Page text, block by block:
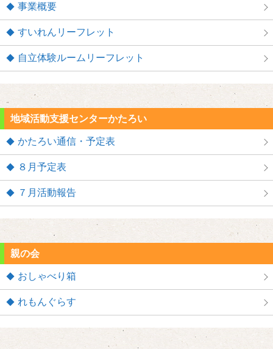
事業概要
すいれんリーフレット
自立体験ルームリーフレット
地域活動支援センターかたろい
かたろい通信・予定表
８月予定表
７月活動報告
親の会
おしゃべり箱
れもんぐらす